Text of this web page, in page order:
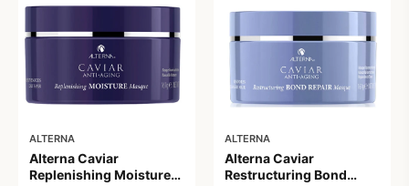
ALTERNA
Alterna Caviar
Replenishing Moisture
ALTERNA
Alterna Caviar
Restructuring Bond